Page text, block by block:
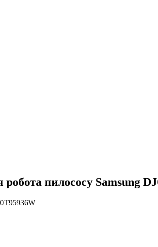
пилососу Samsung